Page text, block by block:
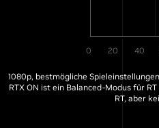
0 20 40
1080p, bestmögliche
RTX ON ist ein Balanced-Modus für
RT, aber